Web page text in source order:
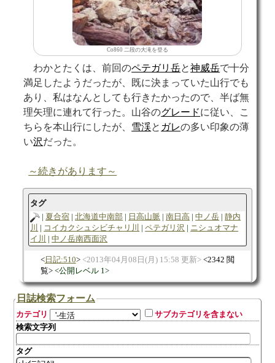
Co860 二段の大滝を登る
わかとたくは、前回のペテガリ岳と神威岳で十分
満足したようだったが、既に決まっていた山行でも
あり、私はなんとしても行きたかったので、半ば無
理矢理に連れて行った。山谷のグレードに従い、こ
ちらを本山行にしたが、 雪渓と ガレの多い印象の薄
い沢だった。
～続きがあります～
タグ
夏合宿
北海道中南部 日高山脈 南日高 中ノ岳
静内
川
コイカクシュシビチャリ川 ペテガリ沢
ニシュオマナ
イ川
中ノ岳南西面沢
日記:510 2013年04月08日(月) 15:58 更新
2342 閲
覧
公開レベル 1
日誌検索フォーム
カテゴリ
サブカテゴリを含まない
検索文字列
タグ